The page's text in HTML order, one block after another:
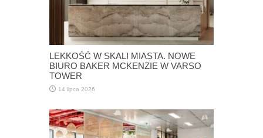
LEKKOŚĆ W SKALI MIASTA. NOWE
BIURO BAKER MCKENZIE W VARSO
TOWER
14 lipca 2026